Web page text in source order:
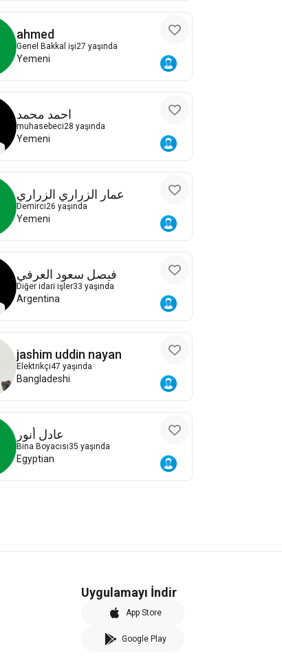
ahmed
Genel Bakkal işi27 yaşında
Yemeni
احمد محمد
muhasebeci28 yaşında
Yemeni
عمار الزراري الزراري
Demirci26 yaşında
Yemeni
فيصل سعود العرفي
Diğer idari işler33 yaşında
Argentina
jashim uddin nayan
Elektrikçi47 yaşında
Bangladeshi
عادل أنور
Bina Boyacısı35 yaşında
Egyptian
Uygulamayı İndir
App Store
Google Play